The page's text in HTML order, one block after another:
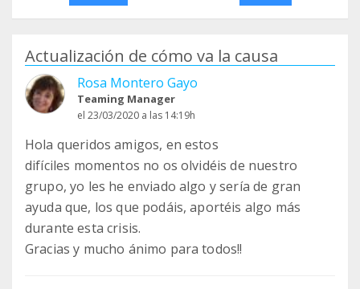
Actualización de cómo va la causa
Rosa Montero Gayo
Teaming Manager
el 23/03/2020 a las 14:19h
Hola queridos amigos, en estos
difíciles momentos no os olvidéis de nuestro
grupo, yo les he enviado algo y sería de gran
ayuda que, los que podáis, aportéis algo más
durante esta crisis.
Gracias y mucho ánimo para todos!!